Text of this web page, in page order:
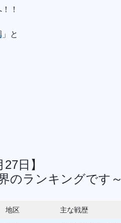
！
」と
日】
のランキングです～
地区 主な戦歴